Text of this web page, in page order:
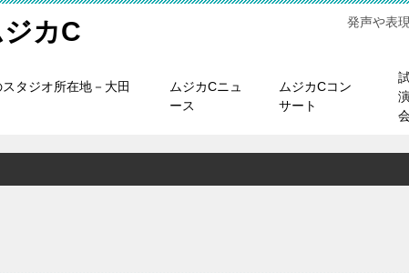
カC 発声や表
タジオ所在地－大田
ムジカCニュ
ース
ムジカCコン
サート